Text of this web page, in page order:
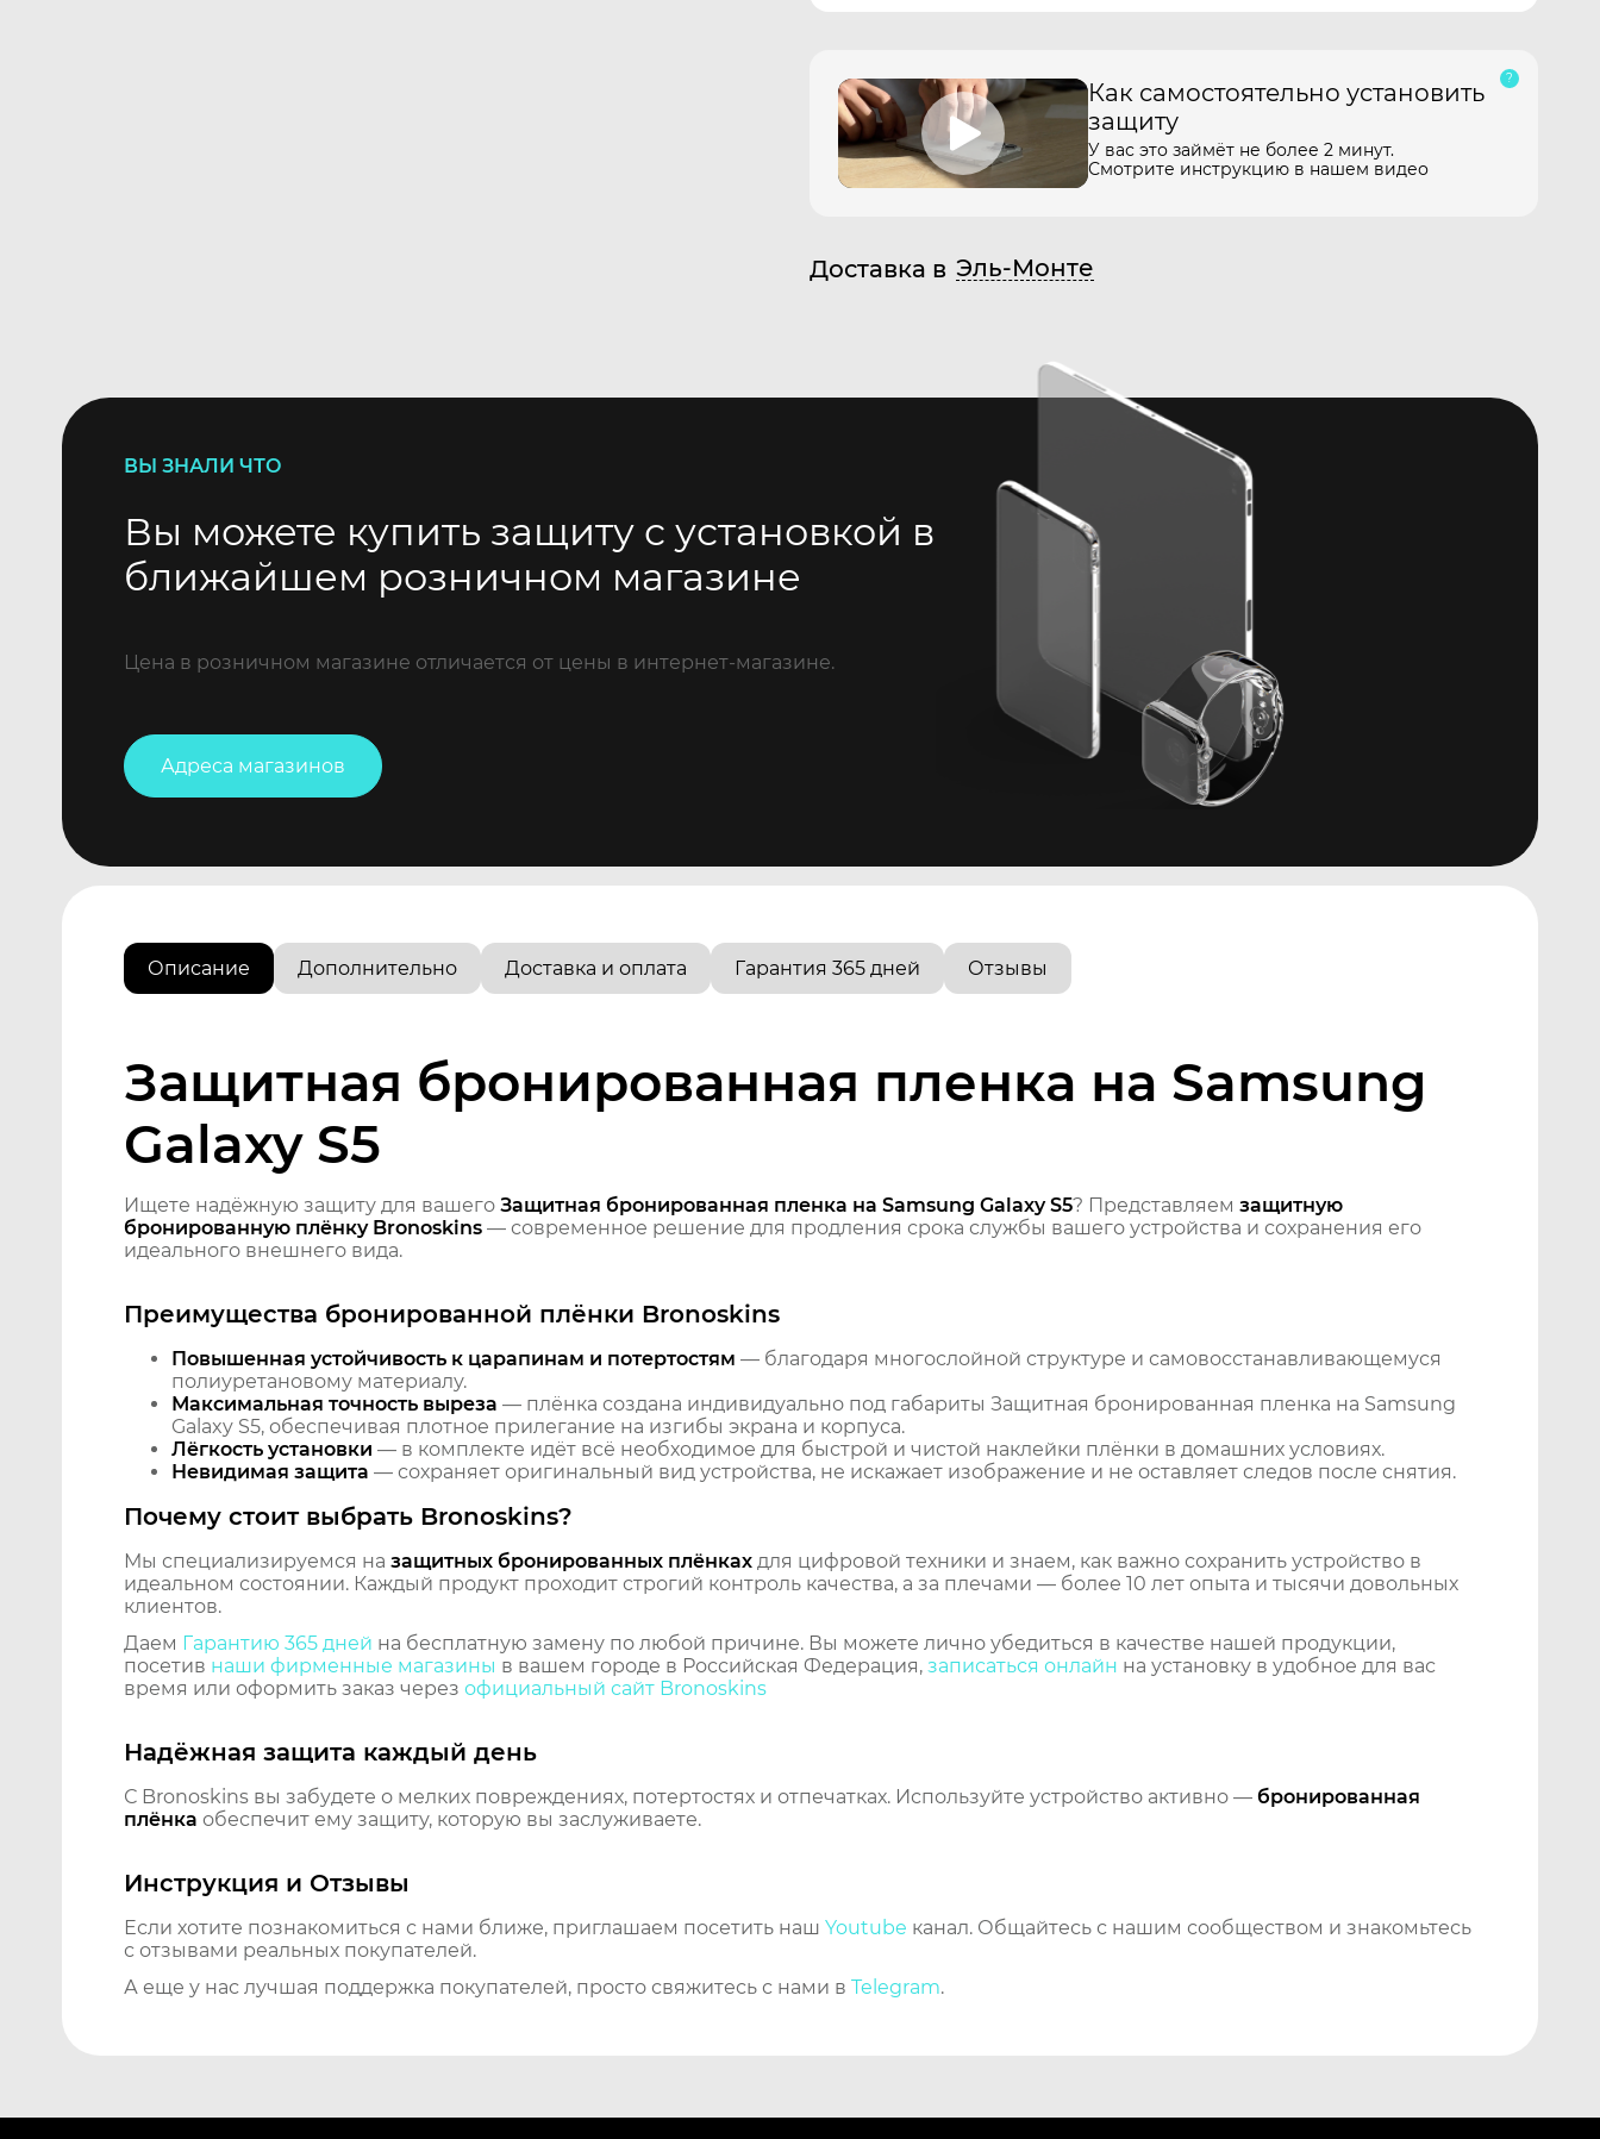
Как самостоятельно установить
защиту
У вас это займёт не более 2 минут.
Смотрите инструкцию в нашем видео
Доставка в Эль-Монте
ВЫ ЗНАЛИ ЧТО
Вы можете купить защиту с установкой в
ближайшем розничном магазине
Цена в розничном магазине отличается от цены в интернет-магазине.
Адреса магазинов
Описание Дополнительно Доставка и оплата Гарантия 365 дней Отзывы
Защитная бронированная пленка на Samsung
Galaxy S5
Ищете надёжную защиту для вашего Защитная бронированная пленка на Samsung Galaxy S5? Представляем защитную
бронированную плёнку Bronoskins — современное решение для продления срока службы вашего устройства и сохранения его
идеального внешнего вида.
Преимущества бронированной плёнки Bronoskins
Повышенная устойчивость к царапинам и потертостям — благодаря многослойной структуре и самовосстанавливающемуся
полиуретановому материалу.
Максимальная точность выреза — плёнка создана индивидуально под габариты Защитная бронированная пленка на Samsung
Galaxy S5, обеспечивая плотное прилегание на изгибы экрана и корпуса.
Лёгкость установки — в комплекте идёт всё необходимое для быстрой и чистой наклейки плёнки в домашних условиях.
Невидимая защита — сохраняет оригинальный вид устройства, не искажает изображение и не оставляет следов после снятия.
Почему стоит выбрать Bronoskins?
Мы специализируемся на защитных бронированных плёнках для цифровой техники и знаем, как важно сохранить устройство в
идеальном состоянии. Каждый продукт проходит строгий контроль качества, а за плечами — более 10 лет опыта и тысячи довольных
клиентов.
Даем Гарантию 365 дней на бесплатную замену по любой причине. Вы можете лично убедиться в качестве нашей продукции,
посетив наши фирменные магазины в вашем городе в Российская Федерация, записаться онлайн на установку в удобное для вас
время или оформить заказ через официальный сайт Bronoskins
Надёжная защита каждый день
С Bronoskins вы забудете о мелких повреждениях, потертостях и отпечатках. Используйте устройство активно — бронированная
плёнка обеспечит ему защиту, которую вы заслуживаете.
Инструкция и Отзывы
Если хотите познакомиться с нами ближе, приглашаем посетить наш Youtube канал. Общайтесь с нашим сообществом и знакомьтесь
с отзывами реальных покупателей.
А еще у нас лучшая поддержка покупателей, просто свяжитесь с нами в Telegram.